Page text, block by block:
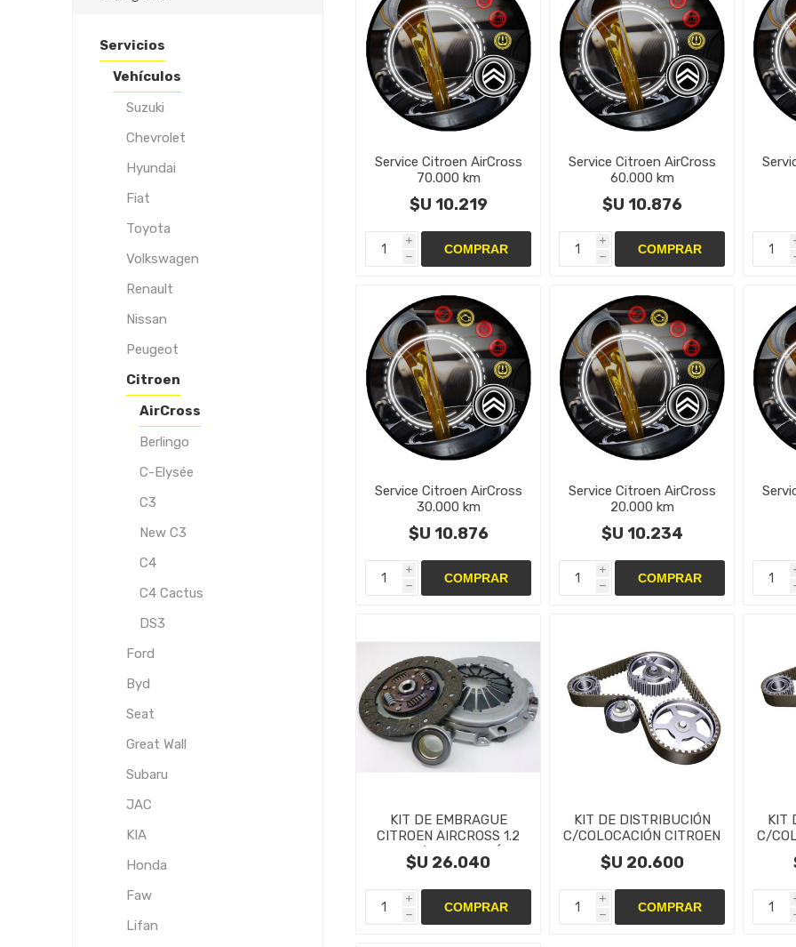
Service Citroen AirCross
70.000 km
$U 10.219
i
h
Service Citroen AirCross
60.000 km
$U 10.876
i
h
Service Citroen AirCross
30.000 km
$U 10.876
i
h
Service Citroen AirCross
20.000 km
$U 10.234
i
h
KIT DE EMBRAGUE
CITROEN AIRCROSS 1.2
VTI C/ COLOCACIÓN
$U 26.040
i
h
KIT DE DISTRIBUCIÓN
C/COLOCACIÓN CITROEN
C3 AIRCROSS 1.5 cc
$U 20.600
i
h
KIT
C/
Servicios
Vehículos
Suzuki
Chevrolet
Hyundai
Fiat
Toyota
Volkswagen
Renault
Nissan
Peugeot
Citroen
AirCross
Berlingo
C-Elysée
C3
New C3
C4
C4 Cactus
DS3
Ford
Byd
Seat
Great Wall
Subaru
JAC
KIA
Honda
Faw
Lifan